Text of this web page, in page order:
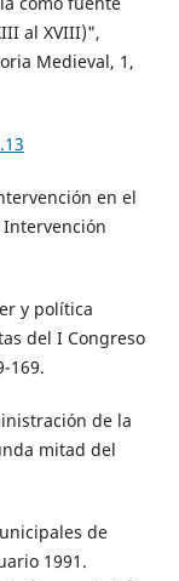
al XVIII)",
Medieval, 1,
en el
y política
del I Congreso
169.
de la
mitad del
de
1991.